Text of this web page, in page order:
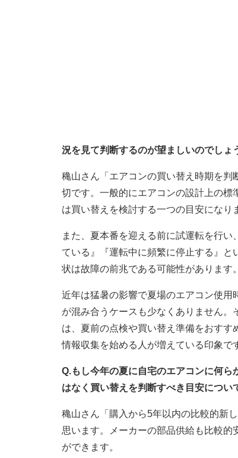
況を見て判断するのが望ましいのでしょ
穐山さん「エアコンの買い替え時期を
切です。一般的にエアコンの設計上の
は買い替えを検討する一つの目安になり
また、夏本番を迎える前に試運転を行
ている』『運転中に頻繁に停止する』
状は故障の前兆である可能性があります。
近年は猛暑の影響で夏場のエアコン使
が混み合うケースも少なくありません
は、夏前の点検や買い替え準備をおす
情報収集を始める人が増えている印象で
Q.もし今年の夏に自宅のエアコンに何
はなく買い替えを判断すべき目安につい
穐山さん「購入から5年以内の比較的新
思います。メーカーの部品供給も比較
ができます。